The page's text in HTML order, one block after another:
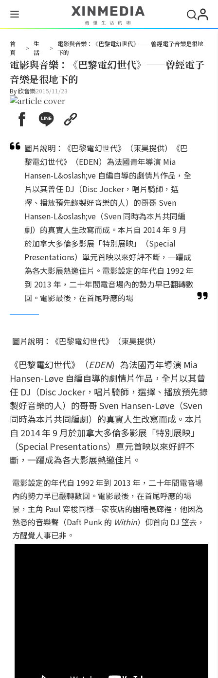
首
頁
>
生
活
>
電影與音樂：《巴黎電幻世代》——曾經電子音樂是很地
下的
電影與音樂：《巴黎電幻世代》——曾經電子
音樂是很地下的
By欣音樂2015/11/23
圖片說明：《巴黎電幻世代》（東昊提供）《巴
黎電幻世代》（EDEN）為法國青年導演 Mia
Hansen-L&oslash;ve 自編自導的劇情片作品，全
片以其曾任 DJ（Disc Jocker，唱片騎師，選
擇、播放預先錄製好音樂的人）的哥哥 Sven
Hansen-L&oslash;ve（Sven 同時為本片共同編
劇）的真實人生改寫而成。本片自 2014 年 9 月
於加拿大多倫多影展「特別展映」（Special
Presentations）單元首映以來好評不斷，一躍成
為各大影展熱邀佳片。電影設定的年代自 1992 年
到 2013 年，二十年間電音場內的勢力早已翻轉數
回。電影最後，在首尾呼應的場
圖片說明：《巴黎電幻世代》（東昊提供）
《巴黎電幻世代》（EDEN）為法國青年導演 Mia
Hansen-Løve 自編自導的劇情片作品，全片以其曾
任 DJ（Disc Jocker，唱片騎師，選擇、播放預先錄
製好音樂的人）的哥哥 Sven Hansen-Løve（Sven
同時為本片共同編劇）的真實人生改寫而成。本片
自 2014 年 9 月於加拿大多倫多影展「特別展映」
（Special Presentations）單元首映以來好評不
斷，一躍成為各大影展熱邀佳片。
電影設定的年代自 1992 年到 2013 年，二十年間電音場
內的勢力早已翻轉數回。電影最後，在首尾呼應的場
景，主角 Paul 穿梭同樣一家夜店的幽暗長廊裡，他因為
熟悉的音樂聲（Daft Punk 的 Within）仰首向 DJ 望去，
方醒覺人事已非。